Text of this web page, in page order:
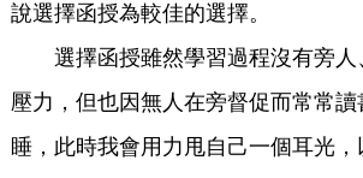
說選擇函授為較佳的選擇。
選擇函授雖然學習過程沒有旁人
壓力，但也因無人在旁督促而常常
睡，此時我會用力甩自己一個耳光